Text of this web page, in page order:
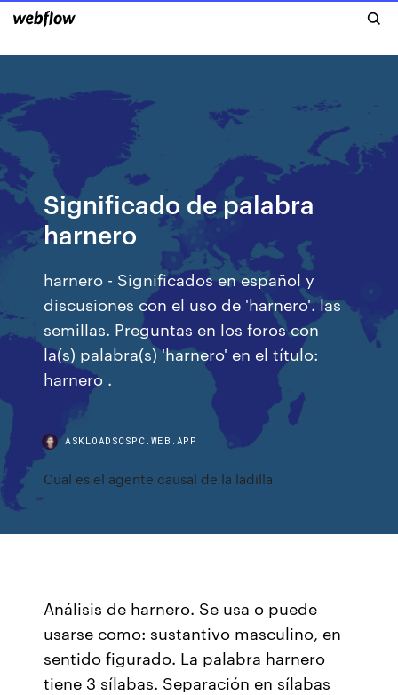
Significado de palabra
harnero
harnero - Significados en español y
discusiones con el uso de 'harnero'. las
semillas. Preguntas en los foros con
la(s) palabra(s) 'harnero' en el título:
harnero .
ASKLOADSCSPC.WEB.APP
Cual es el agente causal de la ladilla
Análisis de harnero. Se usa o puede
usarse como: sustantivo masculino, en
sentido figurado. La palabra harnero
tiene 3 sílabas. Separación en sílabas